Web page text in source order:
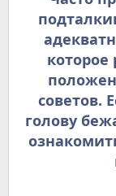
советов.
голову